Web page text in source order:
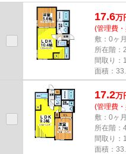
いやすい居室スペース。脱衣場に...
17.6万
(管理費
敷：0ヶ
所在階：
間取り：
面積：
17.2万
(管理費
敷：0ヶ
所在階：
間取り：
面積：